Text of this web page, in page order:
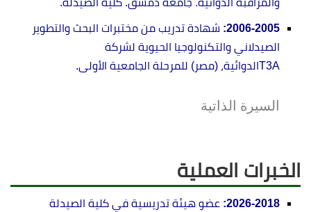
والمراقبة الدوائية. جامعة دمشق. كلية الصيدلة.
2006-2005: شهادة تدريب من مختبرات البحث والتطوير
الصيدلاني والتكنولوجيا الحيوية لشركة
T3Aالدوائية، (مصر) للمرحلة الجامعية الأولى.
السيرة الذاتية
الخبرات العملية
2026-2018: عضو هيئة تدريسية في كلية الصيدلة